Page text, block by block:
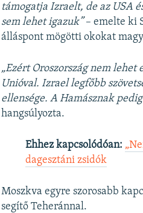
támogatja Izraelt, de az USA
sem lehet igazuk”– emelte ki
álláspont mögötti okokat
„Ezért Oroszország nem
Unióval. Izrael legfőbb
ellensége. A Hamásznak
hangsúlyozta.
Ehhez kapcsolódóan:
dagesztáni zsidók
Moszkva egyre szorosabb
segítő Teheránnal.